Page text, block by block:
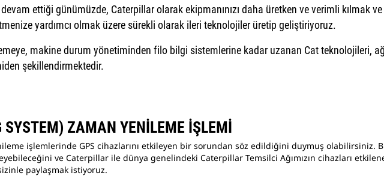
ettiği günümüzde, Caterpillar olarak ekipmanınızı daha üretken ve verimli kılmak ve
yardımcı olmak üzere sürekli olarak ileri teknolojiler üretip geliştiriyoruz.
makine durum yönetiminden filo bilgi sistemlerine kadar uzanan Cat teknolojileri,
şekillendirmektedir.
SYSTEM) ZAMAN YENİLEME İŞLEMİ
işlemlerinde GPS cihazlarını etkileyen bir sorundan söz edildiğini duymuş olabilirsiniz.
ve Caterpillar ile dünya genelindeki Caterpillar Temsilci Ağımızın cihazları
paylaşmak istiyoruz.